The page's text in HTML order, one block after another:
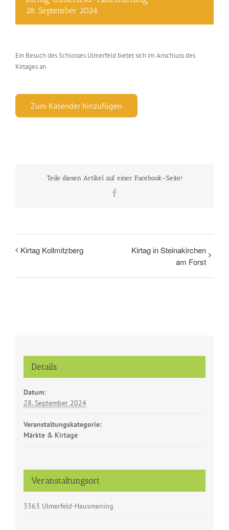
28. September 2024
Ein Besuch des Schlosses Ulmerfeld bietet sich im Anschluss des
Kirtages an
Zum Kalender hinzufügen
Teile diesen Artikel auf einer Facebook-Seite!
Kirtag Kollmitzberg
Kirtag in Steinakirchen
am Forst
Details
Datum:
28. September 2024
Veranstaltungskategorie:
Märkte & Kirtage
Veranstaltungsort
3363 Ulmerfeld-Hausmening